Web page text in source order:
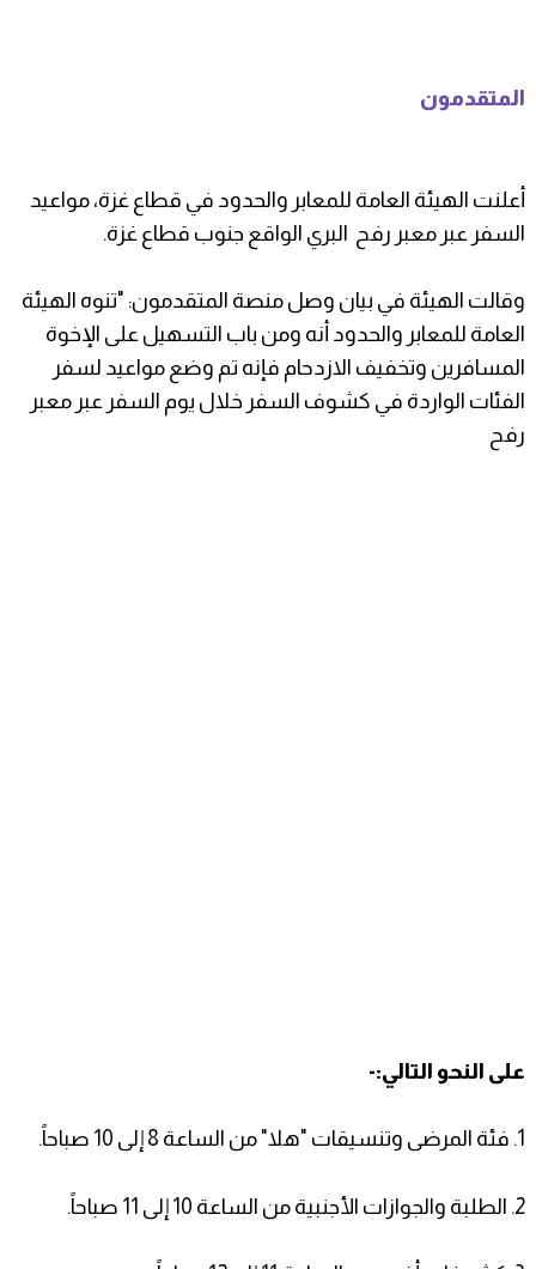
المتقدمون
أعلنت الهيئة العامة للمعابر والحدود في قطاع غزة، مواعيد
السفر عبر معبر رفح البري الواقع جنوب قطاع غزة.
وقالت الهيئة في بيان وصل منصة المتقدمون: "تنوه الهيئة
العامة للمعابر والحدود أنه ومن باب التسهيل على الإخوة
المسافرين وتخفيف الازدحام فإنه تم وضع مواعيد لسفر
الفئات الواردة في كشوف السفر خلال يوم السفر عبر معبر
رفح
على النحو التالي:-
1. فئة المرضى وتنسيقات "هلا" من الساعة 8 إلى 10 صباحاً.
2. الطلبة والجوازات الأجنبية من الساعة 10 إلى 11 صباحاً.